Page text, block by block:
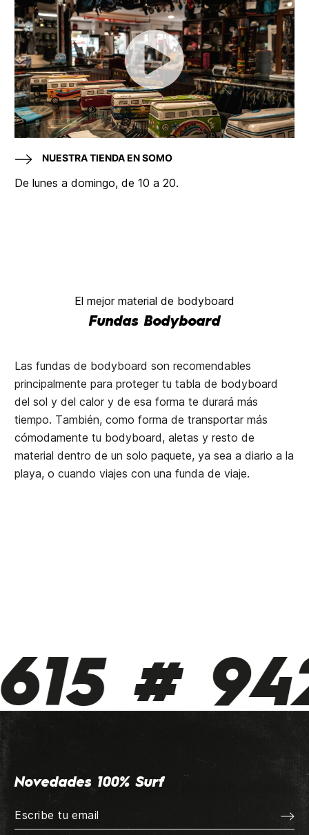
NUESTRA TIENDA EN SOMO
De lunes a domingo, de 10 a 20.
El mejor material de bodyboard
Fundas Bodyboard
Las fundas de bodyboard son recomendables
principalmente para proteger tu tabla de bodyboard
del sol y del calor y de esa forma te durará más
tiempo. También, como forma de transportar más
cómodamente tu bodyboard, aletas y resto de
material dentro de un solo paquete, ya sea a diario a la
playa, o cuando viajes con una funda de viaje.
#
Novedades 100% Surf